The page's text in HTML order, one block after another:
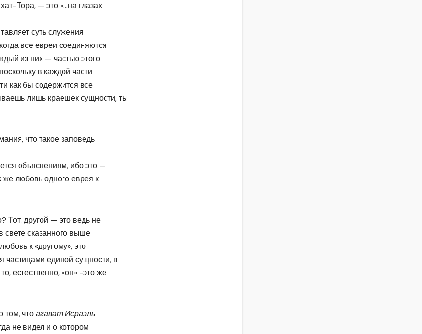
Тора, — это «…на глазах
суть служения
все евреи соединяются
из них — частью этого
в каждой части
как бы содержится все
лишь краешек сущности, ты
что такое заповедь
объяснениям, ибо это —
же любовь одного еврея к
Тот, другой — это ведь не
свете сказанного выше
к «другому», это
частицами единой сущности, в
естественно, «он» -это же
чтоагават Исраэль
не видел и о котором